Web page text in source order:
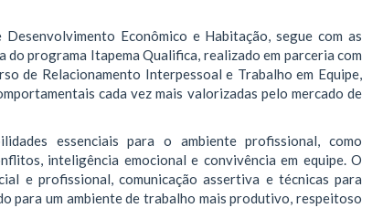
Econômico e Habitação, segue com as
programa Itapema Qualifica, realizado em parceria com
de Relacionamento Interpessoal e Trabalho em Equipe,
cada vez mais valorizadas pelo mercado de
essenciais para o ambiente profissional, como
inteligência emocional e convivência em equipe. O
e profissional, comunicação assertiva e técnicas para
um ambiente de trabalho mais produtivo, respeitoso